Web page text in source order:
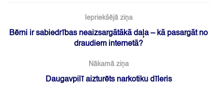
Iepriekšējā ziņa
Bērni ir sabiedrības neaizsargātākā daļa – kā pasargāt no
draudiem internetā?
Nākamā ziņa
Daugavpilī aizturēts narkotiku dīleris